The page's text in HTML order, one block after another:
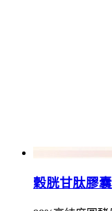
穀胱甘肽膠